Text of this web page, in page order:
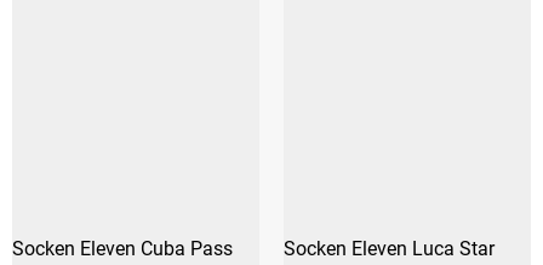
Socken Eleven Cuba Pass
Socken Eleven Luca Star